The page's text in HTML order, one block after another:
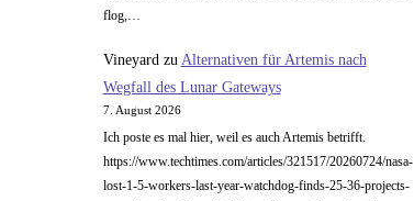
flog,…
Vineyard zu Alternativen für Artemis nach
Wegfall des Lunar Gateways
7. August 2026
Ich poste es mal hier, weil es auch Artemis betrifft.
https://www.techtimes.com/articles/321517/20260724/nasa-
lost-1-5-workers-last-year-watchdog-finds-25-36-projects-